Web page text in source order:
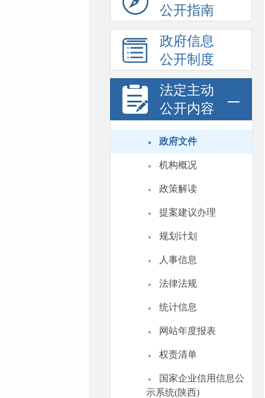
公开指南
政府信息
公开制度
法定主动
公开内容
· 政府文件
· 机构概况
· 政策解读
· 提案建议办理
· 规划计划
· 人事信息
· 法律法规
· 统计信息
· 网站年度报表
· 权责清单
·
国家企业信用信息公
示系统(陕西)